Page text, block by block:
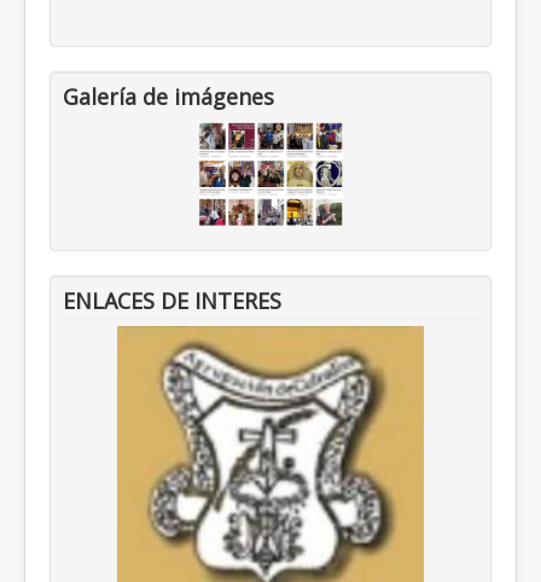
Galería de imágenes
ENLACES DE INTERES